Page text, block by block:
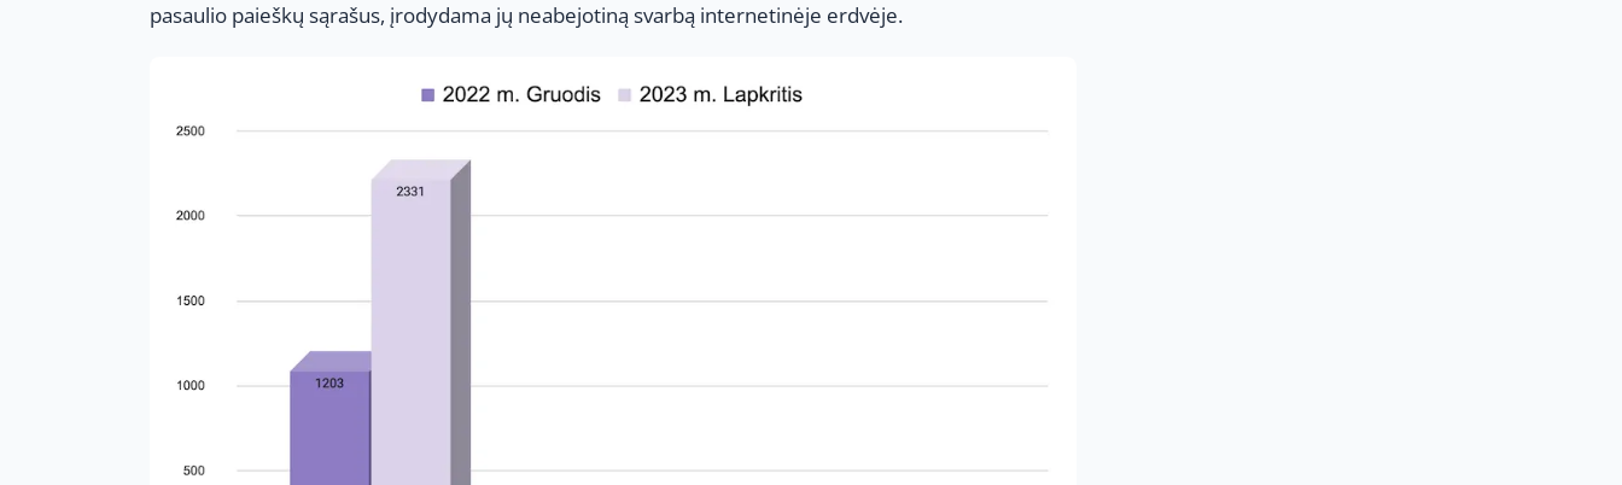
pasaulio paieškų sąrašus, įrodydama jų neabejotiną svarbą internetinėje erdvėje.